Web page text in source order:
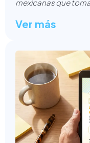
mexicanas que
Ver más